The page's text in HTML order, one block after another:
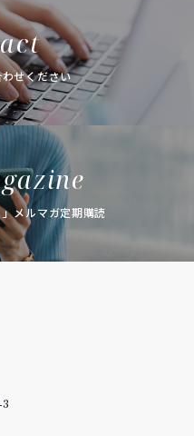
せください
」メルマガ定期購読